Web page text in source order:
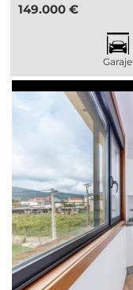
149.000 €
Garaje